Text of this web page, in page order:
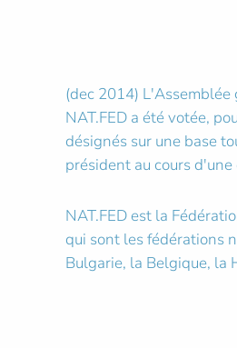
(dec 2014)
NAT.FED a été votée,
désignés sur une base
président au cours
NAT.FED est la
qui sont les fédérations
Bulgarie, la Belgique, la